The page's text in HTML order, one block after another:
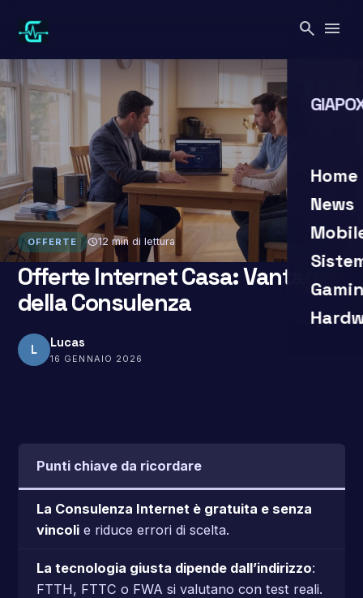
contenuto
search menu
Home
News
search close
OFFERTE schedule12 min di lettura
Offerte Internet Casa: Vantaggi
della Consulenza
L Lucas
16 GENNAIO 2026
Punti chiave da ricordare
La Consulenza Internet è gratuita e senza
vincolie riduce errori di scelta.
La tecnologia giusta dipende dall’indirizzo:
FTTH, FTTC o FWA si valutano con test reali.